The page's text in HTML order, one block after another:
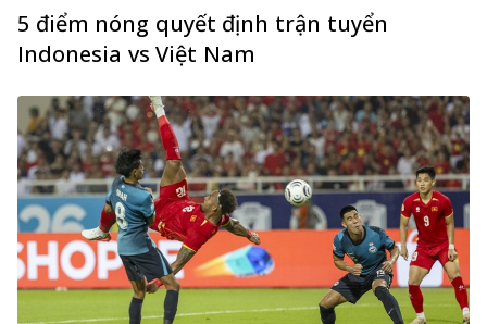
5 điểm nóng quyết định trận tuyển
Indonesia vs Việt Nam